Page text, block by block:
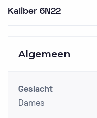
Kaliber 6N22
Algemeen
Geslacht
Dames